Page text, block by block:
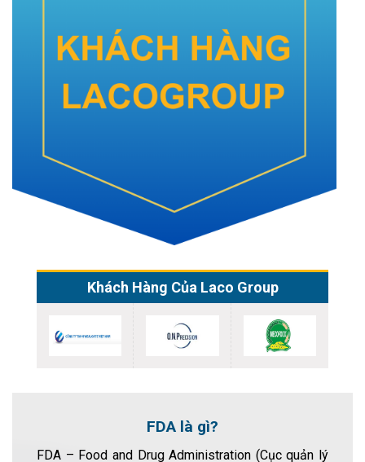
Khách Hàng Của Laco Group
FDA là gì?
FDA – Food and Drug Administration (Cục quản lý